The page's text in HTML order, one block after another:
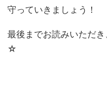
守っていきましょう！
最後までお読みいただ
☆